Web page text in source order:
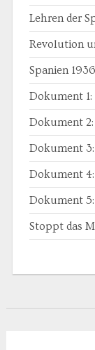
Lehren der
Revolution
Spanien
Dokument
Dokument
Dokument
Dokument
Dokument
Stoppt das